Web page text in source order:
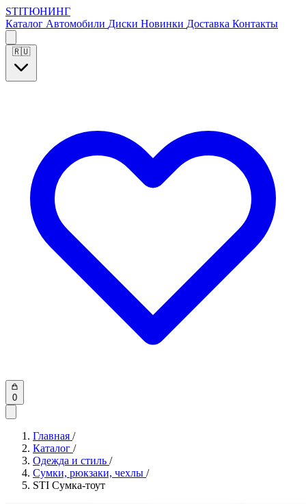
STIТЮНИНГ
Каталог Автомобили Диски Новинки Доставка Контакты
🇷🇺
0
Главная /
Каталог /
Одежда и стиль /
Сумки, рюкзаки, чехлы /
STI Сумка-тоут